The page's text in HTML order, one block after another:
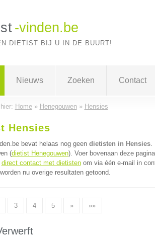
-vinden.be
DIETIST BIJ U IN DE BUURT!
Nieuws Zoeken Contact
Home» Henegouwen» Hensies
Hensies
bevat helaas nog geen dietisten in Hensies.
(dietist Henegouwen). Voer bovenaan deze
direct contact met dietistenom via één e-mail in
nu overige resultaten getoond.
3 4 5 » »»